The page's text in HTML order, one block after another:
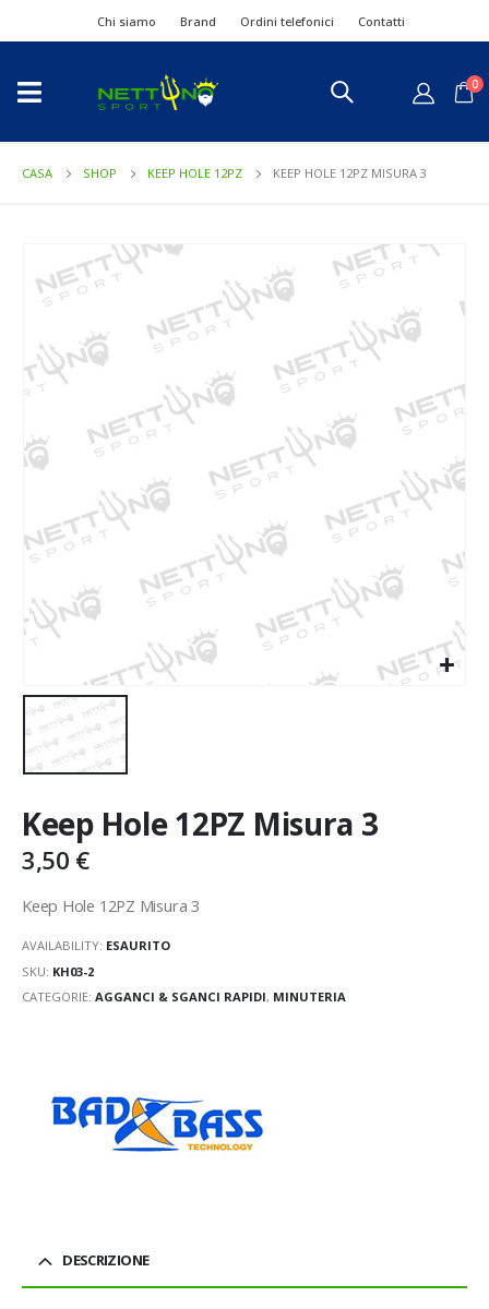
Chi siamo Brand Ordini telefonici Contatti
0
CASA SHOP KEEP HOLE 12PZ KEEP HOLE 12PZ MISURA 3
Keep Hole 12PZ Misura 3
3,50 €
Keep Hole 12PZ Misura 3
AVAILABILITY: ESAURITO
SKU: KH03-2
CATEGORIE: AGGANCI & SGANCI RAPIDI, MINUTERIA
DESCRIZIONE